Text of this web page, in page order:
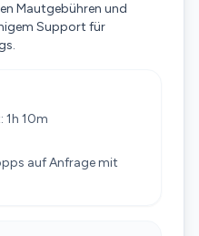
Mautgebühren und
Support für
1h 10m
auf Anfrage mit